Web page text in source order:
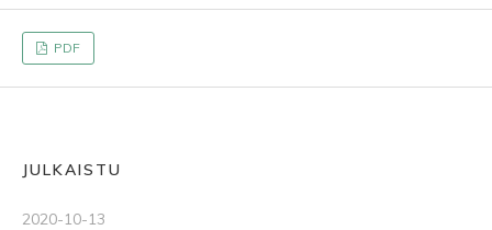
PDF
JULKAISTU
2020-10-13